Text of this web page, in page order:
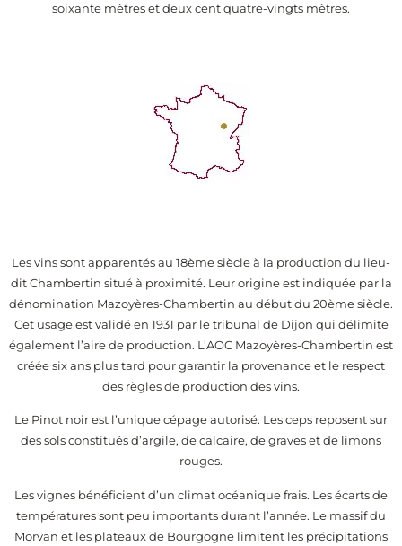
soixante mètres et deux cent quatre-vingts mètres.
Les vins sont apparentés au 18ème siècle à la production du lieu-
dit Chambertin situé à proximité. Leur origine est indiquée par la
dénomination Mazoyères-Chambertin au début du 20ème siècle.
Cet usage est validé en 1931 par le tribunal de Dijon qui délimite
également l’aire de production. L’AOC Mazoyères-Chambertin est
créée six ans plus tard pour garantir la provenance et le respect
des règles de production des vins.
Le Pinot noir est l’unique cépage autorisé. Les ceps reposent sur
des sols constitués d’argile, de calcaire, de graves et de limons
rouges.
Les vignes bénéficient d’un climat océanique frais. Les écarts de
températures sont peu importants durant l’année. Le massif du
Morvan et les plateaux de Bourgogne limitent les précipitations